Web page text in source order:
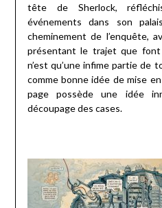
tête de Sherlock,
événements dans son
cheminement de l’enquête,
présentant le trajet que
n’est qu’une infime partie de
comme bonne idée de mise
page possède une idée
découpage des cases.